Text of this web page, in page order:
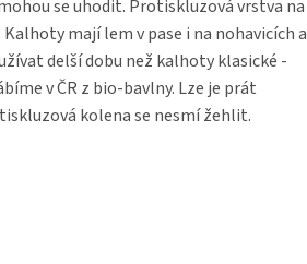
se uhodit. Protiskluzová vrstva na
mají lem v pase i na nohavicích a
delší dobu než kalhoty klasické -
v ČR z bio-bavlny. Lze je prát
kolena se nesmí žehlit.